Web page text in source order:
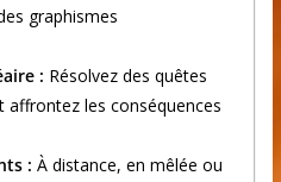
graphismes
: Résolvez des quêtes
affrontez les conséquences
: À distance, en mêlée ou